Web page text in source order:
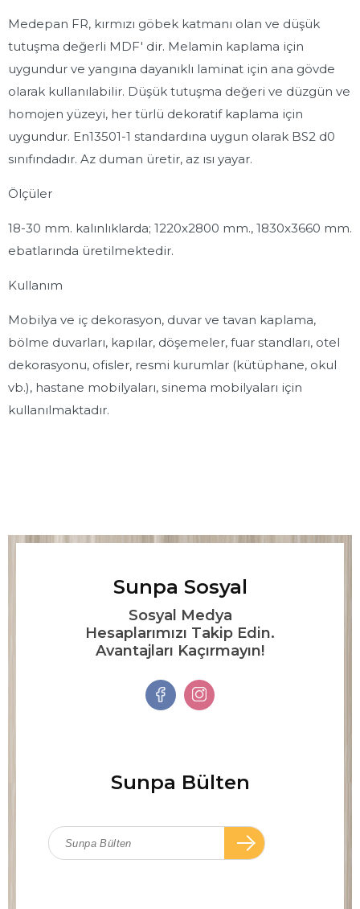
Medepan FR, kırmızı göbek katmanı olan ve düşük
tutuşma değerli MDF' dir. Melamin kaplama için
uygundur ve yangına dayanıklı laminat için ana gövde
olarak kullanılabilir. Düşük tutuşma değeri ve düzgün ve
homojen yüzeyi, her türlü dekoratif kaplama için
uygundur. En13501-1 standardına uygun olarak BS2 d0
sınıfındadır. Az duman üretir, az ısı yayar.
Ölçüler
18-30 mm. kalınlıklarda; 1220x2800 mm., 1830x3660 mm.
ebatlarında üretilmektedir.
Kullanım
Mobilya ve iç dekorasyon, duvar ve tavan kaplama,
bölme duvarları, kapılar, döşemeler, fuar standları, otel
dekorasyonu, ofisler, resmi kurumlar (kütüphane, okul
vb.), hastane mobilyaları, sinema mobilyaları için
kullanılmaktadır.
Sunpa Sosyal
Sosyal Medya
Hesaplarımızı Takip Edin.
Avantajları Kaçırmayın!
Sunpa Bülten